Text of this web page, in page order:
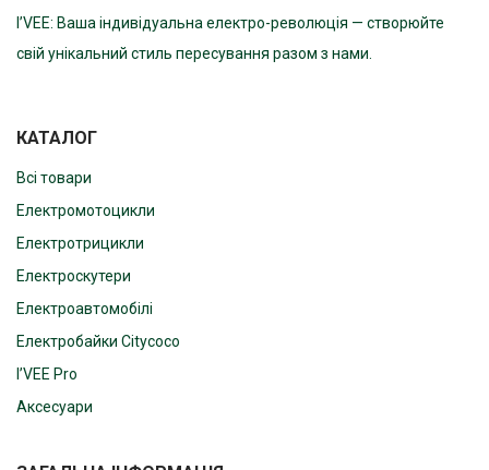
I’VEE: Ваша індивідуальна електро-революція — створюйте
свій унікальний стиль пересування разом з нами.
КАТАЛОГ
Всі товари
Електромотоцикли
Електротрицикли
Електроскутери
Електроавтомобілі
Електробайки Citycoco
I’VEE Pro
Аксесуари